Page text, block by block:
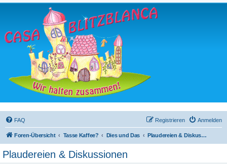
FAQ Anmelden
Registrieren
Foren-Übersicht Tasse Kaffee? Dies und Das Plaudereien & Diskussionen
Plaudereien & Diskussionen